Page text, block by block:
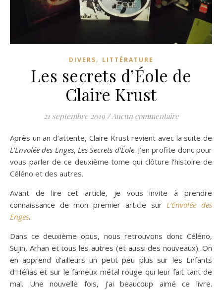
DIVERS, LITTÉRATURE
Les secrets d’Éole de
Claire Krust
21 septembre 2019 /Aucun commentaire
Après un an d’attente, Claire Krust revient avec la suite de
L’Envolée des Enges,Les Secrets d’Éole. J’en profite donc pour
vous parler de ce deuxième tome qui clôture l’histoire de
Céléno et des autres.
Avant de lire cet article, je vous invite à prendre
connaissance de mon premier article surL’Envolée des
Enges.
Dans ce deuxième opus, nous retrouvons donc Céléno,
Sujin, Arhan et tous les autres (et aussi des nouveaux). On
en apprend d’ailleurs un petit peu plus sur les Enfants
d’Hélias et sur le fameux métal rouge qui leur fait tant de
mal. Une nouvelle fois, j’ai beaucoup aimé ce livre.